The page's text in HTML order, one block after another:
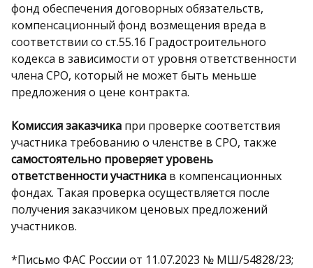
фонд обеспечения договорных обязательств,
компенсационный фонд возмещения вреда в
соответствии со ст.55.16 Градостроительного
кодекса в зависимости от уровня ответственности
члена СРО, который не может быть меньше
предложения о цене контракта.
Комиссия заказчика при проверке соответствия
участника требованию о членстве в СРО, также
самостоятельно проверяет уровень
ответственности участника в компенсационных
фондах. Такая проверка осуществляется после
получения заказчиком ценовых предложений
участников.
*Письмо ФАС России от 11.07.2023 № МШ/54828/23;